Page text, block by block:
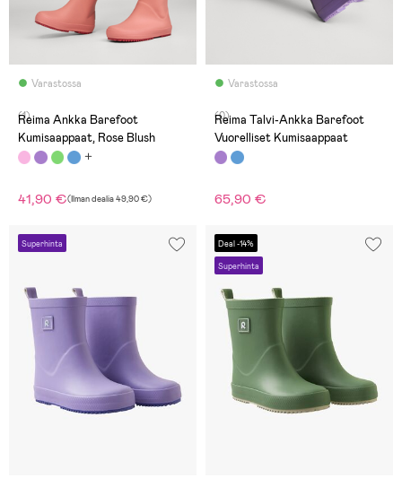
Varastossa
(1)
Reima Ankka Barefoot
Kumisaappaat, Rose Blush
41,90 €(Ilman dealia49,90 €)
Varastossa
(0)
Reima Talvi-Ankka Barefoot
Vuorelliset Kumisaappaat
65,90 €
Superhinta Deal -14%
Superhinta